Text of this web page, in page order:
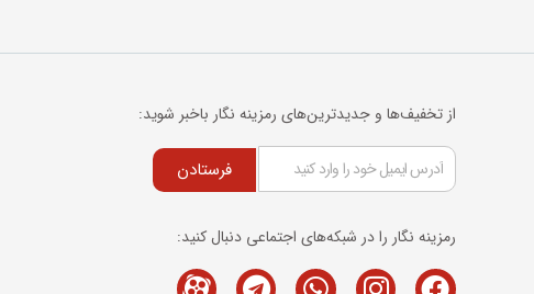
از تخفیف‌ها و جدیدترین‌های رمزینه نگار باخبر شوید:
فرستادن
رمزینه نگار را در شبکه‌های اجتماعی دنبال کنید:
Facebook
Instagram
Whatsapp
Telegram
M-